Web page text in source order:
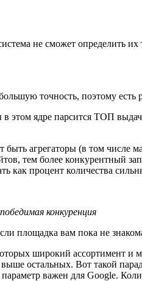
не сможет определить
точность, поэтому есть
в этом ядре парсится ТОП
агрегаторы (в том числе
тем более конкурентный
как процент количества
конкуренция
площадка вам пока не
широкий ассортимент и
остальных. Вот такой
важен для Google.